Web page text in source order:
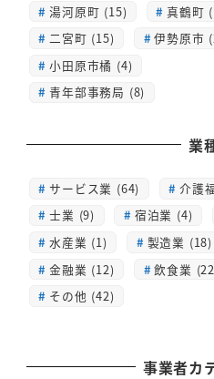
湯河原町 (15)
真鶴町
二宮町 (15)
伊勢原市
小田原市橘 (4)
青年部事務局 (8)
業
サービス業 (64) 介護
士業 (9)
宿泊業 (4)
水産業 (1)
製造業 (18)
金融業 (12)
飲食業
その他 (42)
事業者カ